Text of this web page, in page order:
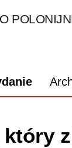
który